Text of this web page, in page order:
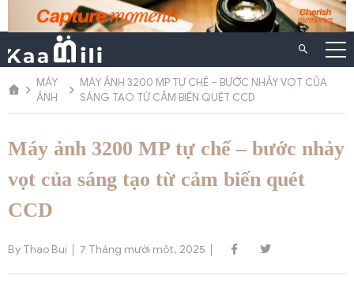
Chuyển
dung
MÁY
ẢNH
MÁY ẢNH 3200 MP TỰ CHẾ – BƯỚC NHẢY VỌT CỦA
SÁNG TẠO TỪ CẢM BIẾN QUÉT CCD
Máy ảnh 3200 MP tự chế – bước nhảy
vọt của sáng tạo từ cảm biến quét
CCD
By Thao Bui 7 Tháng mười một, 2025